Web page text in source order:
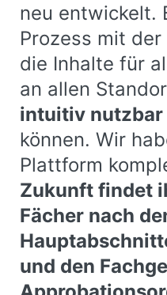
neu entwickelt.
Prozess mit
die Inhalte für
an allen
intuitiv nutzbar
können. Wir
Plattform
Zukunft findet
Fächer nach
und den